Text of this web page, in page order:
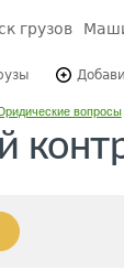
грузов
вопросы